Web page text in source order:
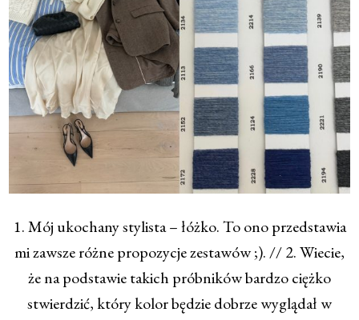
1. Mój ukochany stylista – łóżko. To ono przedstawia
mi zawsze różne propozycje zestawów ;). // 2. Wiecie,
że na podstawie takich próbników bardzo ciężko
stwierdzić, który kolor będzie dobrze wyglądał w